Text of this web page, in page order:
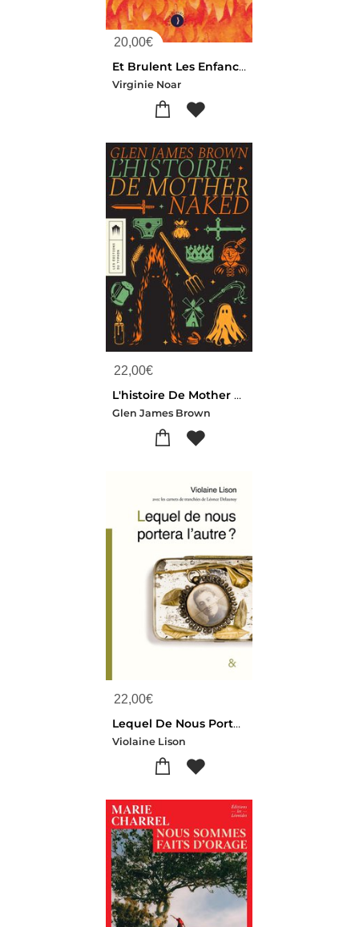
20,00€
Et Brulent Les Enfances
Virginie Noar
22,00€
L'histoire De Mother Naked
Glen James Brown
22,00€
Lequel De Nous Portera L'autre ?
Violaine Lison